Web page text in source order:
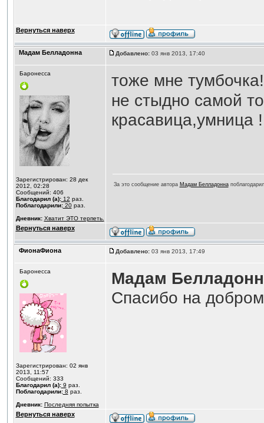
Вернуться наверх
Мадам Белладонна Добавлено:03 янв 2013, 17:40
Баронесса
Зарегистрирован: 28 дек
2012, 02:28
Сообщений: 406
Благодарил (а):12 раз.
Поблагодарили:20раз.
Дневник: Хватит ЭТО терпеть.
тоже мне
не стыдно самой
красавица,умница
За это сообщение автора Мадам Белладонна
Вернуться наверх
ФионаФиона Добавлено:03 янв 2013, 17:49
Баронесса
Зарегистрирован: 02 янв
2013, 11:57
Сообщений: 333
Благодарил (а):9 раз.
Поблагодарили:8 раз.
Дневник: Последняя попытка
Мадам
Спасибо на
Вернуться наверх